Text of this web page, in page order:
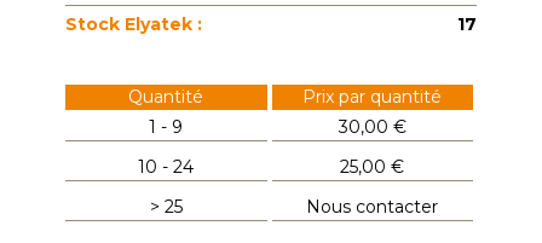
Stock Elyatek :
17
Quantité
Prix par quantité
1 - 9
30,00 €
10 - 24
25,00 €
> 25
Nous contacter